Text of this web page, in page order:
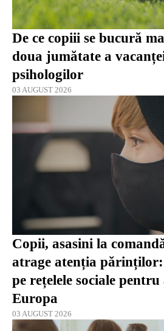
De ce copiii se bucură
doua jumătate a
psihologilor
03 AUGUST 2026
Copii, asasini la
atrage atenția
pe rețelele sociale
Europa
03 AUGUST 2026